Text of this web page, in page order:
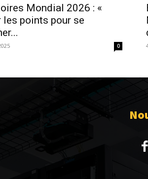
Mondial 2026 : «
les points pour se
0